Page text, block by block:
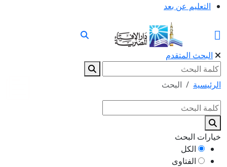
التعليم عن بعد
البحث المتقدم
الرئيسية البحث
خيارات البحث
الكل
الفتاوى